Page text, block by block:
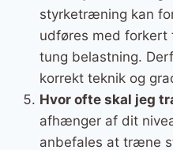
styrketræning kan
udføres med forkert
tung belastning.
korrekt teknik og
Hvor ofte skal jeg
afhænger af dit
anbefales at træne